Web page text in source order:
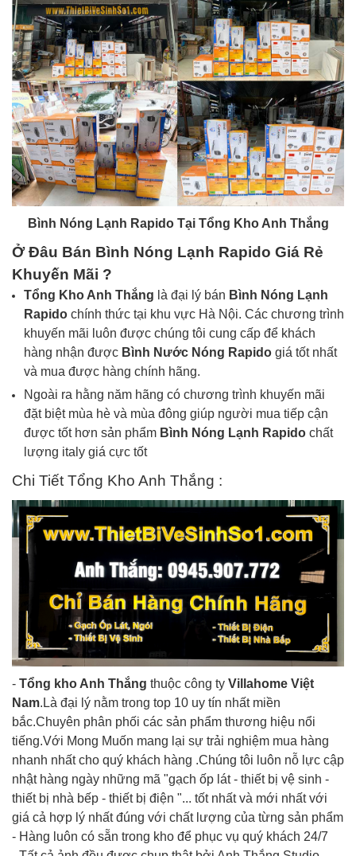
Bình Nóng Lạnh Rapido Tại Tổng Kho Anh Thắng
Ở Đâu Bán Bình Nóng Lạnh Rapido Giá Rẻ
Khuyến Mãi ?
Tổng Kho Anh Thắng là đại lý bán Bình Nóng Lạnh
Rapido chính thức tại khu vực Hà Nội. Các chương trình
khuyến mãi luôn được chúng tôi cung cấp để khách
hàng nhận được Bình Nước Nóng Rapido giá tốt nhất
và mua được hàng chính hãng.
Ngoài ra hằng năm hãng có chương trình khuyến mãi
đặt biệt mùa hè và mùa đông giúp người mua tiếp cận
được tốt hơn sản phẩm Bình Nóng Lạnh Rapido chất
lượng italy giá cực tốt
Chi Tiết Tổng Kho Anh Thắng :
- Tổng kho Anh Thắng thuộc công ty Villahome Việt
Nam.Là đại lý nằm trong top 10 uy tín nhất miền
bắc.Chuyên phân phối các sản phẩm thương hiệu nổi
tiếng.Với Mong Muốn mang lại sự trải nghiệm mua hàng
nhanh nhất cho quý khách hàng .Chúng tôi luôn nỗ lực cập
nhật hàng ngày những mã "gạch ốp lát - thiết bị vệ sinh -
thiết bị nhà bếp - thiết bị điện "... tốt nhất và mới nhất với
giá cả hợp lý nhất đúng với chất lượng của từng sản phẩm
- Hàng luôn có sẵn trong kho để phục vụ quý khách 24/7